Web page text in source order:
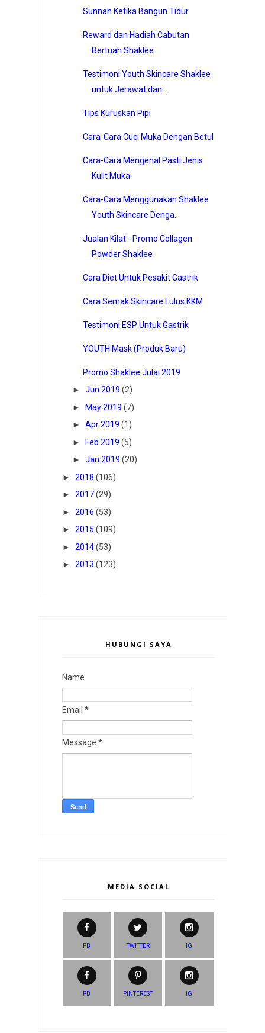
Sunnah Ketika Bangun Tidur
Reward dan Hadiah Cabutan
Bertuah Shaklee
Testimoni Youth Skincare Shaklee
untuk Jerawat dan...
Tips Kuruskan Pipi
Cara-Cara Cuci Muka Dengan Betul
Cara-Cara Mengenal Pasti Jenis
Kulit Muka
Cara-Cara Menggunakan Shaklee
Youth Skincare Denga...
Jualan Kilat - Promo Collagen
Powder Shaklee
Cara Diet Untuk Pesakit Gastrik
Cara Semak Skincare Lulus KKM
Testimoni ESP Untuk Gastrik
YOUTH Mask (Produk Baru)
Promo Shaklee Julai 2019
► Jun 2019 (2)
►
May 2019 (7)
► Apr 2019 (1)
►
Feb 2019 (5)
► Jan 2019 (20)
► 2018 (106)
► 2017(29)
► 2016 (53)
► 2015 (109)
► 2014(53)
► 2013 (123)
HUBUNGI SAYA
Name
Email *
Message *
MEDIA SOCIAL
FB TWITTER IG
FB PINTEREST IG